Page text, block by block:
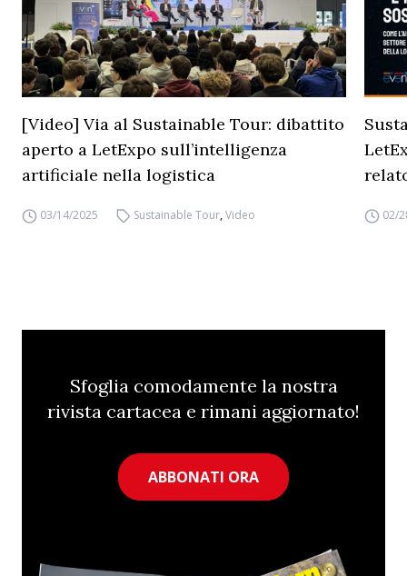
[Video] Via al Sustainable Tour: dibattito
aperto a LetExpo sull’intelligenza
artificiale nella logistica
03/14/2025 Sustainable Tour,Video 02/
Sfoglia comodamente la nostra
rivista cartacea e rimani aggiornato!
ABBONATI ORA